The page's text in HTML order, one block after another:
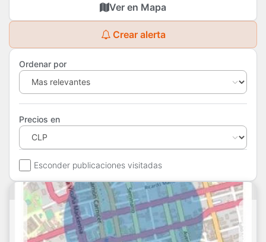
Ver en Mapa
Crear alerta
Ordenar por
Precios en
Esconder publicaciones visitadas